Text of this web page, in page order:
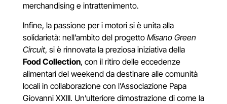
merchandising e intrattenimento.
Infine, la passione per i motori si è unita alla
solidarietà: nell’ambito del progetto Misano Green
Circuit, si è rinnovata la preziosa iniziativa della
Food Collection, con il ritiro delle eccedenze
alimentari del weekend da destinare alle comunità
locali in collaborazione con l’Associazione Papa
Giovanni XXIII. Un’ulteriore dimostrazione di come la